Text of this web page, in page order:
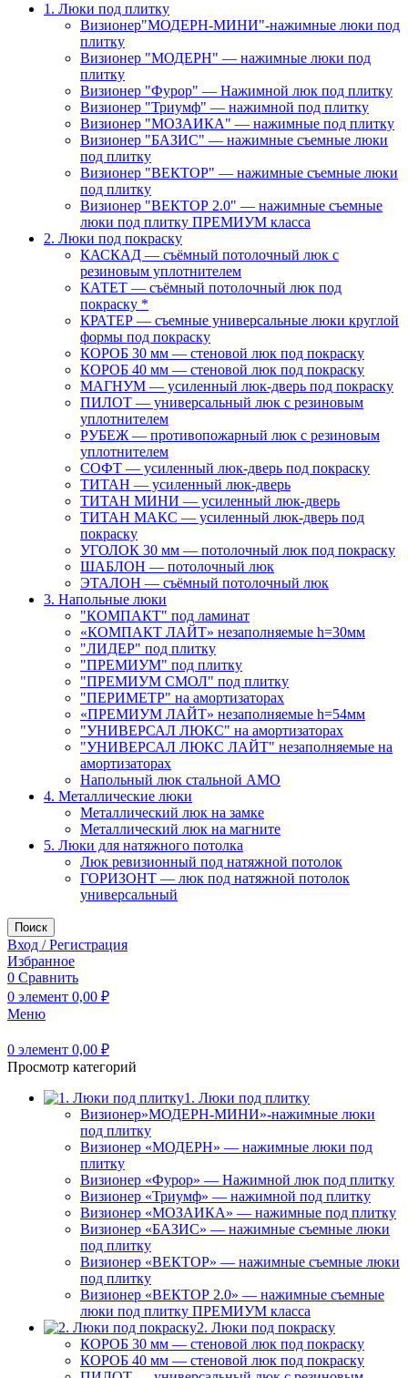
1. Люки под плитку
Визионер"МОДЕРН-МИНИ"-нажимные люки под
плитку
Визионер "МОДЕРН" — нажимные люки под
плитку
Визионер "Фурор" — Нажимной люк под плитку
Визионер "Триумф" — нажимной под плитку
Визионер "МОЗАИКА" — нажимные под плитку
Визионер "БАЗИС" — нажимные съемные люки
под плитку
Визионер "ВЕКТОР" — нажимные съемные люки
под плитку
Визионер "ВЕКТОР 2.0" — нажимные съемные
люки под плитку ПРЕМИУМ класса
2. Люки под покраску
КАСКАД — съёмный потолочный люк с
резиновым уплотнителем
КАТЕТ — съёмный потолочный люк под
покраску *
КРАТЕР — съемные универсальные люки круглой
формы под покраску
КОРОБ 30 мм — стеновой люк под покраску
КОРОБ 40 мм — стеновой люк под покраску
МАГНУМ — усиленный люк-дверь под покраску
ПИЛОТ — универсальный люк с резиновым
уплотнителем
РУБЕЖ — противопожарный люк с резиновым
уплотнителем
СОФТ — усиленный люк-дверь под покраску
ТИТАН — усиленный люк-дверь
ТИТАН МИНИ — усиленный люк-дверь
ТИТАН МАКС — усиленный люк-дверь под
покраску
УГОЛОК 30 мм — потолочный люк под покраску
ШАБЛОН — потолочный люк
ЭТАЛОН — съёмный потолочный люк
3. Напольные люки
"КОМПАКТ" под ламинат
«КОМПАКТ ЛАЙТ» незаполняемые h=30мм
"ЛИДЕР" под плитку
"ПРЕМИУМ" под плитку
"ПРЕМИУМ СМОЛ" под плитку
"ПЕРИМЕТР" на амортизаторах
«ПРЕМИУМ ЛАЙТ» незаполняемые h=54мм
"УНИВЕРСАЛ ЛЮКС" на амортизаторах
"УНИВЕРСАЛ ЛЮКС ЛАЙТ" незаполняемые на
амортизаторах
Напольный люк стальной АМО
4. Металлические люки
Металлический люк на замке
Металлический люк на магните
5. Люки для натяжного потолка
Люк ревизионный под натяжной потолок
ГОРИЗОНТ — люк под натяжной потолок
универсальный
Поиск
Вход / Регистрация
Избранное
0 Сравнить
0 элемент 0,00 ₽
Меню
0 элемент 0,00 ₽
Просмотр категорий
1. Люки под плитку
Визионер»МОДЕРН-МИНИ»-нажимные люки
под плитку
Визионер «МОДЕРН» — нажимные люки под
плитку
Визионер «Фурор» — Нажимной люк под плитку
Визионер «Триумф» — нажимной под плитку
Визионер «МОЗАИКА» — нажимные под плитку
Визионер «БАЗИС» — нажимные съемные люки
под плитку
Визионер «ВЕКТОР» — нажимные съемные люки
под плитку
Визионер «ВЕКТОР 2.0» — нажимные съемные
люки под плитку ПРЕМИУМ класса
2. Люки под покраску
КОРОБ 30 мм — стеновой люк под покраску
КОРОБ 40 мм — стеновой люк под покраску